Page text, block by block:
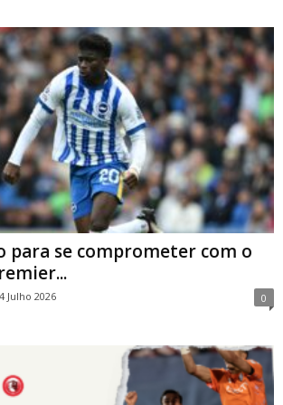
para se comprometer com o
Julho 2026 0